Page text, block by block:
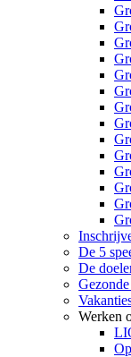
De 5
De
Werken